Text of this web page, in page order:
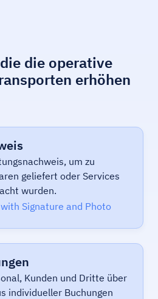
die operative
erhöhen
um zu
geliefert oder Services
wurden.
Kunden und Dritte über
individueller Buchungen